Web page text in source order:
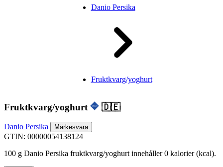
Danio Persika
Fruktkvarg/yoghurt
Fruktkvarg/yoghurt 🇩🇪
Danio Persika Märkesvara
GTIN: 00000054138124
100 g Danio Persika fruktkvarg/yoghurt innehåller 0 kalorier (kcal).